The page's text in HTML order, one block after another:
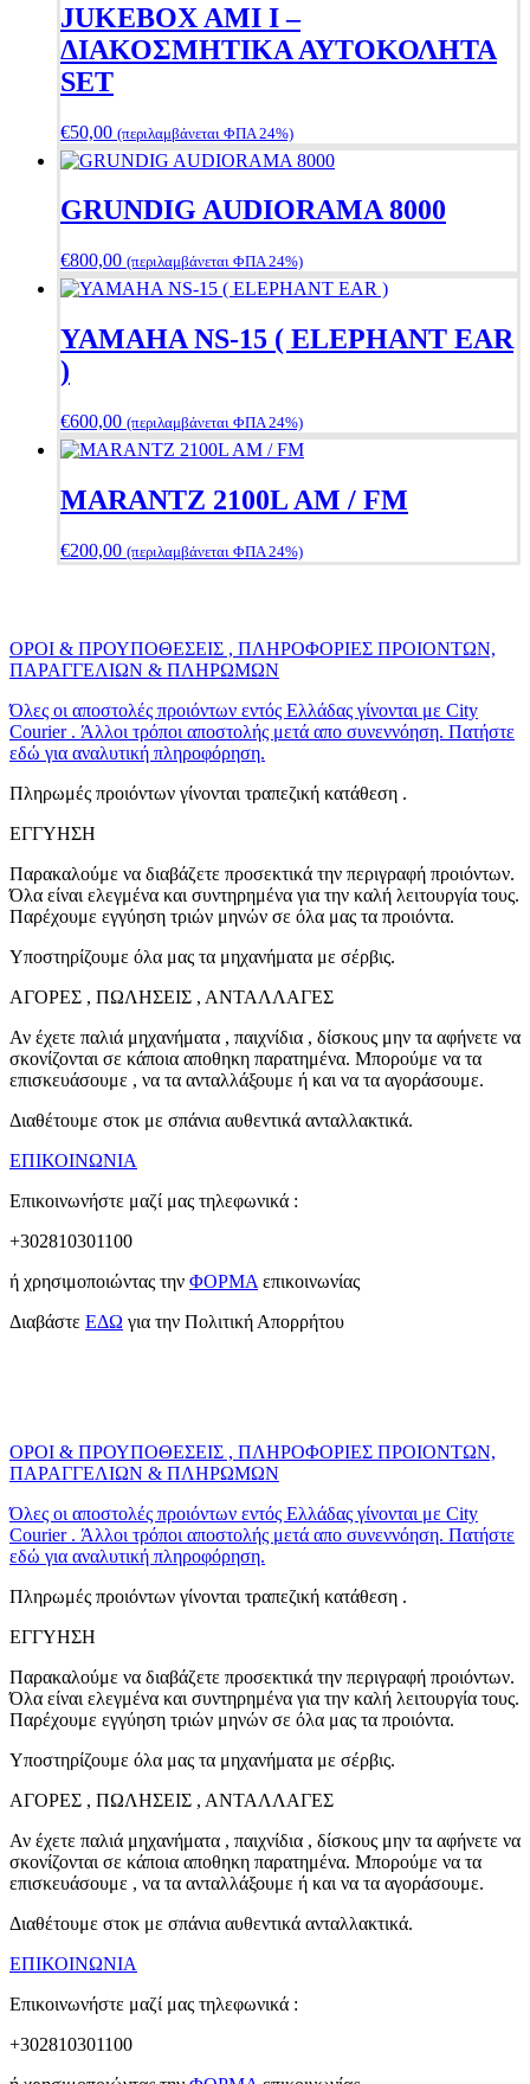
JUKEBOX AMI I –
ΔΙΑΚΟΣΜΗΤΙΚΑ ΑΥΤΟΚΟΛΗΤΑ
SET
€50,00 (περιλαμβάνεται ΦΠΑ 24%)
GRUNDIG AUDIORAMA 8000
€800,00 (περιλαμβάνεται ΦΠΑ 24%)
YAMAHA NS-15 ( ELEPHANT EAR
)
€600,00 (περιλαμβάνεται ΦΠΑ 24%)
MARANTZ 2100L AM / FM
€200,00 (περιλαμβάνεται ΦΠΑ 24%)
ΟΡΟΙ & ΠΡΟΥΠΟΘΕΣΕΙΣ , ΠΛΗΡΟΦΟΡΙΕΣ ΠΡΟΙΟΝΤΩΝ,
ΠΑΡΑΓΓΕΛΙΩΝ & ΠΛΗΡΩΜΩΝ
Όλες οι αποστολές προιόντων εντός Ελλάδας γίνονται με City
Courier . Άλλοι τρόποι αποστολής μετά απο συνεννόηση. Πατήστε
εδώ για αναλυτική πληροφόρηση.
Πληρωμές προιόντων γίνονται τραπεζική κατάθεση .
ΕΓΓΥΗΣΗ
Παρακαλούμε να διαβάζετε προσεκτικά την περιγραφή προιόντων.
Όλα είναι ελεγμένα και συντηρημένα για την καλή λειτουργία τους.
Παρέχουμε εγγύηση τριών μηνών σε όλα μας τα προιόντα.
Υποστηρίζουμε όλα μας τα μηχανήματα με σέρβις.
ΑΓΟΡΕΣ , ΠΩΛΗΣΕΙΣ , ΑΝΤΑΛΛΑΓΕΣ
Αν έχετε παλιά μηχανήματα , παιχνίδια , δίσκους μην τα αφήνετε να
σκονίζονται σε κάποια αποθηκη παρατημένα. Μπορούμε να τα
επισκευάσουμε , να τα ανταλλάξουμε ή και να τα αγοράσουμε.
Διαθέτουμε στοκ με σπάνια αυθεντικά ανταλλακτικά.
ΕΠΙΚΟΙΝΩΝΙΑ
Επικοινωνήστε μαζί μας τηλεφωνικά :
+302810301100
ή χρησιμοποιώντας την ΦΟΡΜΑ επικοινωνίας
Διαβάστε ΕΔΩ για την Πολιτική Απορρήτου
ΟΡΟΙ & ΠΡΟΥΠΟΘΕΣΕΙΣ , ΠΛΗΡΟΦΟΡΙΕΣ ΠΡΟΙΟΝΤΩΝ,
ΠΑΡΑΓΓΕΛΙΩΝ & ΠΛΗΡΩΜΩΝ
Όλες οι αποστολές προιόντων εντός Ελλάδας γίνονται με City
Courier . Άλλοι τρόποι αποστολής μετά απο συνεννόηση. Πατήστε
εδώ για αναλυτική πληροφόρηση.
Πληρωμές προιόντων γίνονται τραπεζική κατάθεση .
ΕΓΓΥΗΣΗ
Παρακαλούμε να διαβάζετε προσεκτικά την περιγραφή προιόντων.
Όλα είναι ελεγμένα και συντηρημένα για την καλή λειτουργία τους.
Παρέχουμε εγγύηση τριών μηνών σε όλα μας τα προιόντα.
Υποστηρίζουμε όλα μας τα μηχανήματα με σέρβις.
ΑΓΟΡΕΣ , ΠΩΛΗΣΕΙΣ , ΑΝΤΑΛΛΑΓΕΣ
Αν έχετε παλιά μηχανήματα , παιχνίδια , δίσκους μην τα αφήνετε να
σκονίζονται σε κάποια αποθηκη παρατημένα. Μπορούμε να τα
επισκευάσουμε , να τα ανταλλάξουμε ή και να τα αγοράσουμε.
Διαθέτουμε στοκ με σπάνια αυθεντικά ανταλλακτικά.
ΕΠΙΚΟΙΝΩΝΙΑ
Επικοινωνήστε μαζί μας τηλεφωνικά :
+302810301100